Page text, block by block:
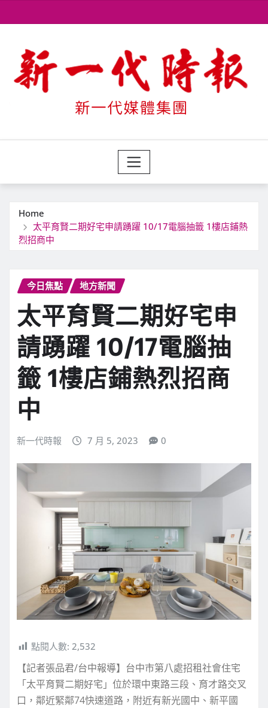
to
Home
太平育賢二期好宅申請踴躍 10/17電腦抽籤 1樓店鋪熱
烈招商中
今日焦點 地方新聞
太平育賢二期好宅申
請踴躍 10/17電腦抽
籤 1樓店鋪熱烈招商
中
新一代時報 7 月 5, 2023 0
點閱人數: 2,532
【記者張品君/台中報導】台中市第八處招租社會住宅
「太平育賢二期好宅」位於環中東路三段、育才路交叉
口，鄰近緊鄰74快速道路，附近有新光國中、新平國